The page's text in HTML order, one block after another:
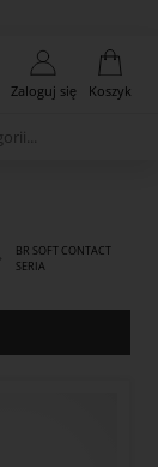
Zaloguj się Koszyk
BR SOFT CONTACT
SERIA